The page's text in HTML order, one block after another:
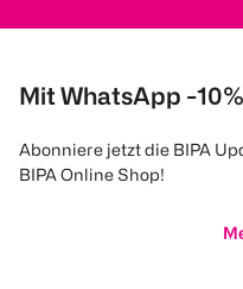
Mit WhatsApp -
Abonniere jetzt die BIPA
BIPA Online Shop!